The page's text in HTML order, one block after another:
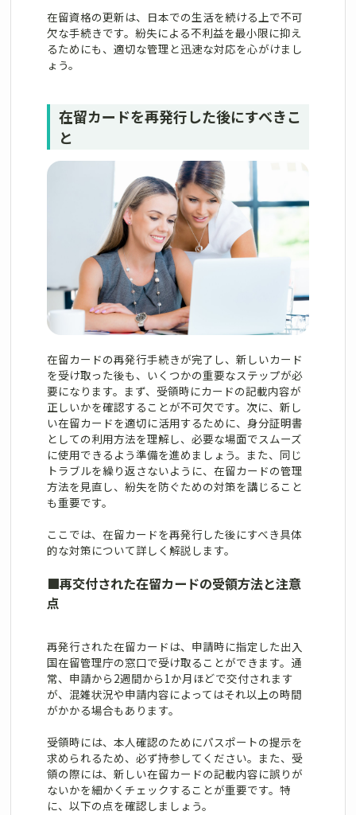
在留資格の更新は、日本での生活を続ける上で不可
欠な手続きです。紛失による不利益を最小限に抑え
るためにも、適切な管理と迅速な対応を心がけまし
ょう。
在留カードを再発行した後にすべきこ
と
在留カードの再発行手続きが完了し、新しいカード
を受け取った後も、いくつかの重要なステップが必
要になります。まず、受領時にカードの記載内容が
正しいかを確認することが不可欠です。次に、新し
い在留カードを適切に活用するために、身分証明書
としての利用方法を理解し、必要な場面でスムーズ
に使用できるよう準備を進めましょう。また、同じ
トラブルを繰り返さないように、在留カードの管理
方法を見直し、紛失を防ぐための対策を講じること
も重要です。
ここでは、在留カードを再発行した後にすべき具体
的な対策について詳しく解説します。
■再交付された在留カードの受領方法と注意
点
再発行された在留カードは、申請時に指定した出入
国在留管理庁の窓口で受け取ることができます。通
常、申請から2週間から1か月ほどで交付されます
が、混雑状況や申請内容によってはそれ以上の時間
がかかる場合もあります。
受領時には、本人確認のためにパスポートの提示を
求められるため、必ず持参してください。また、受
領の際には、新しい在留カードの記載内容に誤りが
ないかを細かくチェックすることが重要です。特
に、以下の点を確認しましょう。